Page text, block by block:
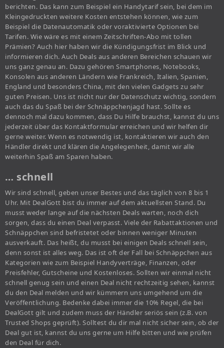
berichten. Das kann zum Beispiel ein Handytarif sein, bei dem im
Kleingedruckten weitere Kosten entstehen können, wie zum
Beispiel die Datenautomatik oder voraktivierte Optionen bei
Tarifen. Wie wäre es mit einem Zeitschriften-Abo mit tollen
Prämien? Auch hier haben wir die Kündigungsfrist im Blick und
informieren dich. Auch Deals aus anderen Bereichen schauen wir
uns ganz genau an. Dazu gehören Smartphones, Notebooks,
Konsolen aus anderen Ländern wie Frankreich, Italien, Spanien,
England und besonders China, mit den vielen Gadgets zu sehr
guten Preisen. Uns ist nicht nur der Datenschutz wichtig, sondern
auch das du Spaß bei der Schnäppchenjagd hast. Sollte es
dennoch mal dazu kommen, dass Du Hilfe brauchst, kannst du uns
jederzeit über das Kontaktformular erreichen und wir helfen dir
gerne weiter. Wenn es notwendig ist, kontaktieren wir auch den
Händler direkt und klären die Angelegenheit, damit wir alle
weiterhin Spaß am Sparen haben.
… schnell
Wir sind schnell, geben unser Bestes und das täglich von 8 bis 1
Uhr. Mit DealGott bist du immer auf dem aktuellsten Stand. Du
musst weder lange auf die nächsten Deals warten, noch dich
sorgen, dass du einen Deal verpasst. Viele der Rabattaktionen und
Schnäppchen sind befristetet oder binnen weniger Minuten
ausverkauft. Das heißt, du musst bei einigen Deals schnell sein,
denn sonst ist alles weg. Das ist oft der Fall bei Schnäppchen aus
Kategorien wie zum Beispiel Handyverträge, Finanzen, oder
Preisfehler, Gutscheine und Kostenloses. Sollten wir einmal nicht
schnell genug sein und einen Deal nicht rechtzeitig sehen, kannst
du den Deal melden und wir kümmern uns umgehend um die
Veröffentlichung. Bedenke dabei immer die 10% Regel, die bei
DealGott gilt und zudem muss der Händler seriös sein (z.B. von
Trusted Shops geprüft). Solltest du dir mal nicht sicher sein, ob der
Deal gut ist, kannst du uns gerne um Hilfe bitten und wie prüfen
den Deal für dich.